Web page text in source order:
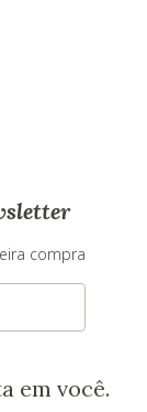
compra
em você.